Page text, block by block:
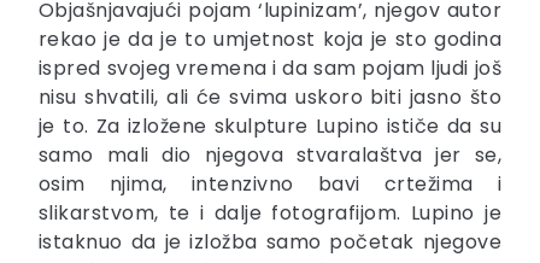
Objašnjavajući pojam ‘lupinizam’, njegov autor
rekao je da je to umjetnost koja je sto godina
ispred svojeg vremena i da sam pojam ljudi još
nisu shvatili, ali će svima uskoro biti jasno što
je to. Za izložene skulpture Lupino ističe da su
samo mali dio njegova stvaralaštva jer se,
osim njima, intenzivno bavi crtežima i
slikarstvom, te i dalje fotografijom. Lupino je
istaknuo da je izložba samo početak njegove